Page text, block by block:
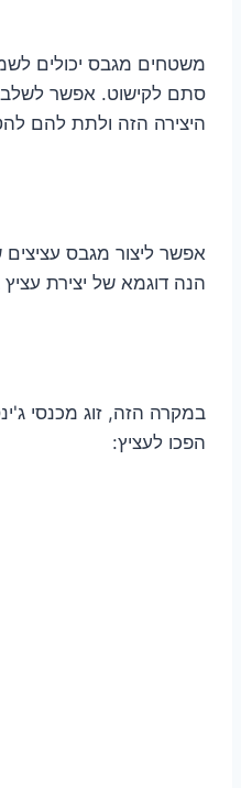
משטחים מגבס יכולים
סתם לקישוט. אפשר
היצירה הזה ולתת להם
אפשר ליצור מגבס עציצים
הנה דוגמא של יצירת
במקרה הזה, זוג מכנסי
הפכו לעציץ: